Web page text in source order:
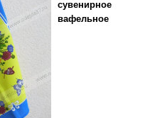
сувенирное
вафельное